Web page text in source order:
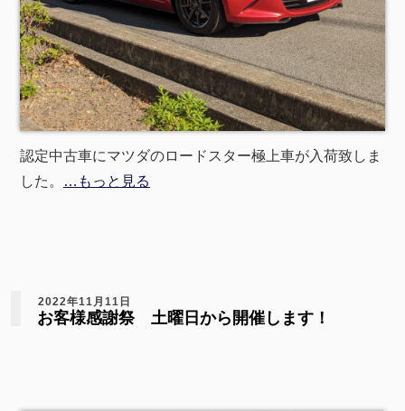
認定中古車にマツダのロードスター極上車が入荷致しま
した。
…もっと見る
2022年11月11日
お客様感謝祭 土曜日から開催します！